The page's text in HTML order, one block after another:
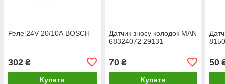
Реле 24V 20/10А BOSCH
302 ₴
Купити
Датчик зносу колодок MAN
68324072 29131
70₴
Купити
50